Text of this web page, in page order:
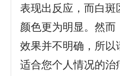
表现出反应，而白
颜色更为明显。然
效果并不明确，所
适合您个人情况的治